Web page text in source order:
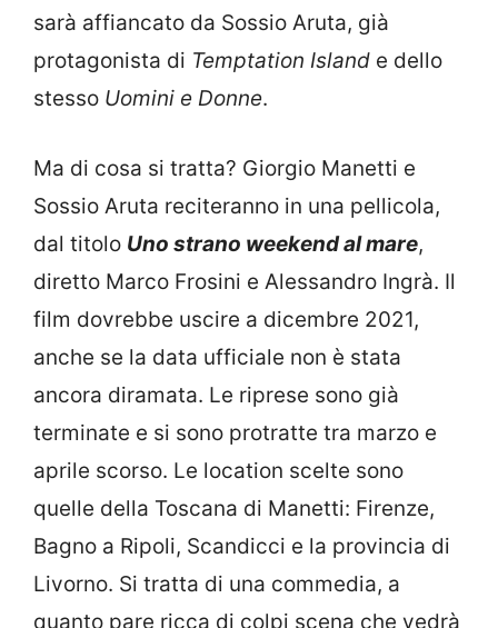
sarà affiancato da Sossio Aruta, già
protagonista di Temptation Island e dello
stesso Uomini e Donne.
Ma di cosa si tratta? Giorgio Manetti e
Sossio Aruta reciteranno in una pellicola,
dal titolo Uno strano weekend al mare,
diretto Marco Frosini e Alessandro Ingrà. Il
film dovrebbe uscire a dicembre 2021,
anche se la data ufficiale non è stata
ancora diramata. Le riprese sono già
terminate e si sono protratte tra marzo e
aprile scorso. Le location scelte sono
quelle della Toscana di Manetti: Firenze,
Bagno a Ripoli, Scandicci e la provincia di
Livorno. Si tratta di una commedia, a
quanto pare ricca di colpi scena che vedrà